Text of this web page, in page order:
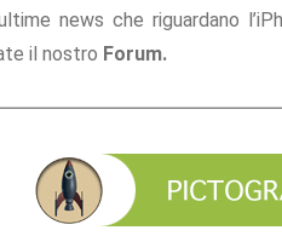
news che riguardano
il nostro Forum.